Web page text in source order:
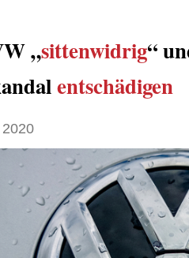
„sittenwidrig“
entschädigen